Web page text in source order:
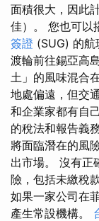
面積很大，因此
佳）。 您也可以
簽證 (SUG) 的航
渡輪前往錫亞高
土」的風味混合
地處偏遠，但交
和企業家都有自
的稅法和報告義
將面臨潛在的風
出市場。 沒有正
險，包括未繳稅
如果一家公司在
產生常設機構。